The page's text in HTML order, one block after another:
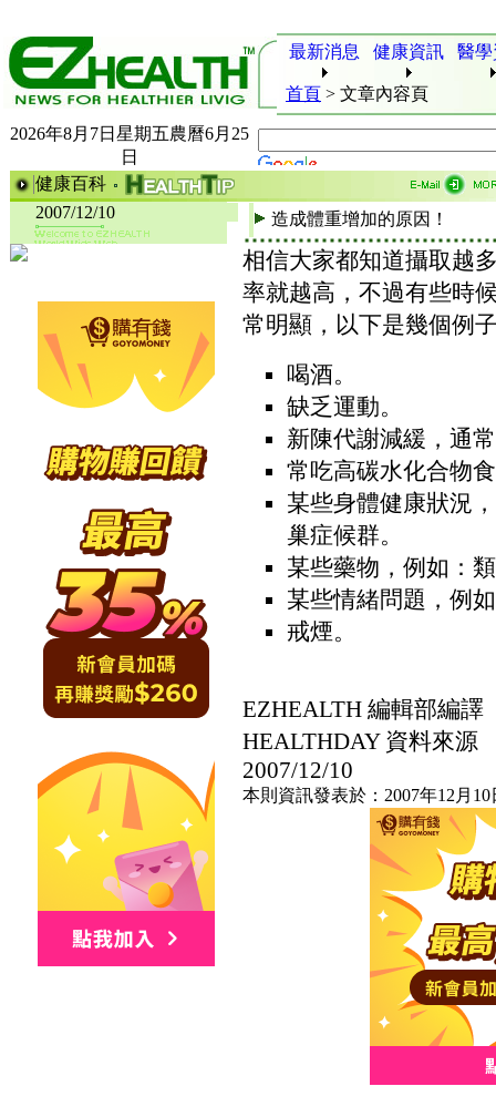
最新消息 健康資訊 醫
首頁 > 文章內容頁
2026年8月7日星期五農曆6月25
日
健康百科
2007/12/10
造成體重增加的原因！
相信大家都知道攝取越
率就越高，不過有些時
常明顯，以下是幾個例
喝酒。
缺乏運動。
新陳代謝減緩，通
常吃高碳水化合物
某些身體健康狀況
巢症候群。
某些藥物，例如：
某些情緒問題，例
戒煙。
EZHEALTH 編輯部編譯
HEALTHDAY 資料來源
2007/12/10
本則資訊發表於：2007年12月10